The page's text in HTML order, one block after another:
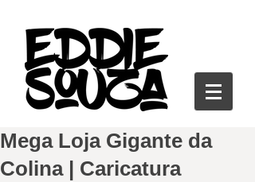
Mega Loja Gigante da
Colina | Caricatura